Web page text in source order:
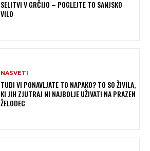
SELITVI V GRČIJO – POGLEJTE TO SANJSKO
VILO
NASVETI
TUDI VI PONAVLJATE TO NAPAKO? TO SO ŽIVILA,
KI JIH ZJUTRAJ NI NAJBOLJE UŽIVATI NA PRAZEN
ŽELODEC